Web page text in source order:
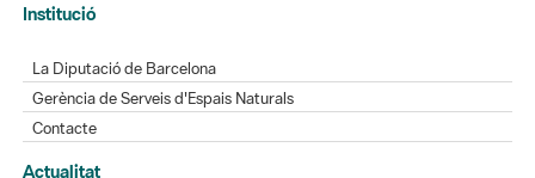
Institució
La Diputació de Barcelona
Gerència de Serveis d'Espais Naturals
Contacte
Actualitat